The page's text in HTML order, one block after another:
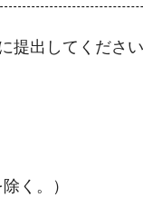
提出してくださ
く。）